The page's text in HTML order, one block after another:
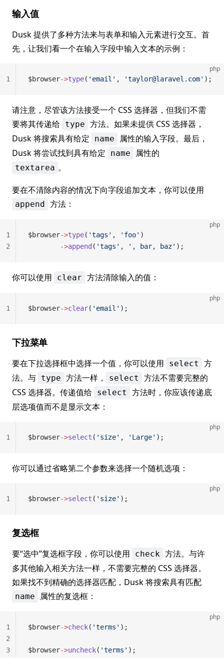
输入值
Dusk 提供了多种方法来与表单和输入元素进行交互。首
先，让我们看一个在输入字段中输入文本的示例：
php
$browser->type( 'email' , 'taylor@laravel.com' );
1
请注意，尽管该方法接受一个 CSS 选择器，但我们不需
要将其传递给 type 方法。如果未提供 CSS 选择器，
Dusk 将搜索具有给定
name
属性的输入字段。最后，
Dusk 将尝试找到具有给定
name 属性的
textarea 。
要在不清除内容的情况下向字段追加文本，你可以使用
append 方法：
php
$browser->type( 'tags' , 'foo' )
        ->
append ( 'tags' , ', bar, baz' );
1
2
你可以使用 clear 方法清除输入的值：
php
$browser->clear( 'email' );
1
下拉菜单
要在下拉选择框中选择一个值，你可以使用 select
方
法。与 type 方法一样， select
方法不需要完整的
CSS 选择器。传递值给 select
方法时，你应该传递底
层选项值而不是显示文本：
php
$browser->select ( 'size' , 'Large' );
1
你可以通过省略第二个参数来选择一个随机选项：
php
$browser->select ( 'size' );
1
复选框
要“选中”复选框字段，你可以使用 check 方法。与许
多其他输入相关方法一样，不需要完整的 CSS 选择器。
如果找不到精确的选择器匹配，Dusk 将搜索具有匹配
name 属性的复选框：
php
$browser->check( 'terms' );
$browser->uncheck( 'terms' );
1
2
3